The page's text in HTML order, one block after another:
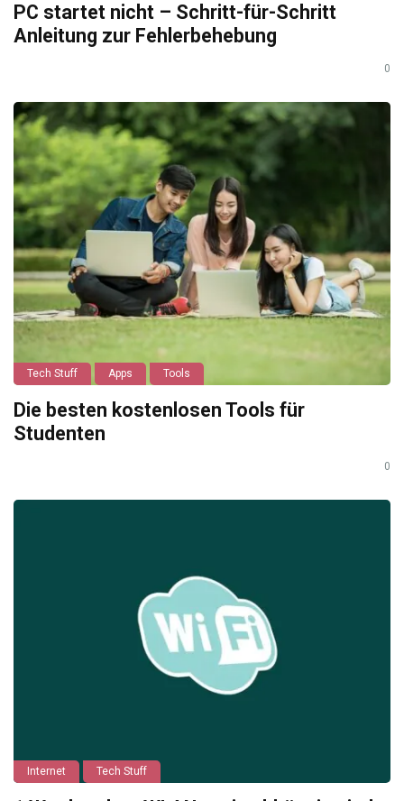
PC startet nicht – Schritt-für-Schritt
Anleitung zur Fehlerbehebung
0
Tech Stuff Apps Tools
Die besten kostenlosen Tools für
Studenten
0
Internet Tech Stuff